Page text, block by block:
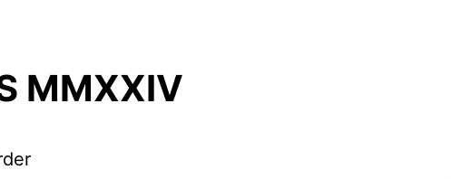
MMXXIV